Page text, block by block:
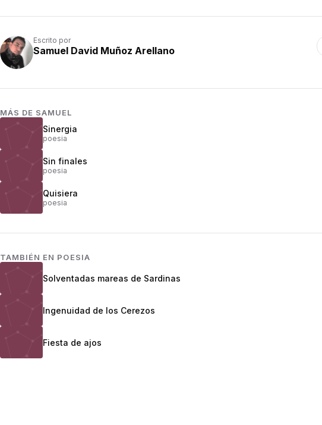
Escrito por
Samuel David Muñoz Arellano
MÁS DE SAMUEL
Sinergia
poesia
Sin finales
poesia
Quisiera
poesia
TAMBIÉN EN POESIA
Solventadas mareas de Sardinas
Ingenuidad de los Cerezos
Fiesta de ajos